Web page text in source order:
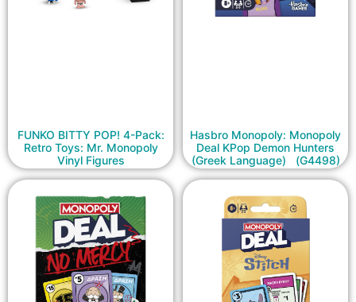
FUNKO BITTY POP! 4-Pack:
Retro Toys: Mr. Monopoly
Vinyl Figures
Hasbro Monopoly: Monopoly
Deal KPop Demon Hunters
(Greek Language) (G4498)